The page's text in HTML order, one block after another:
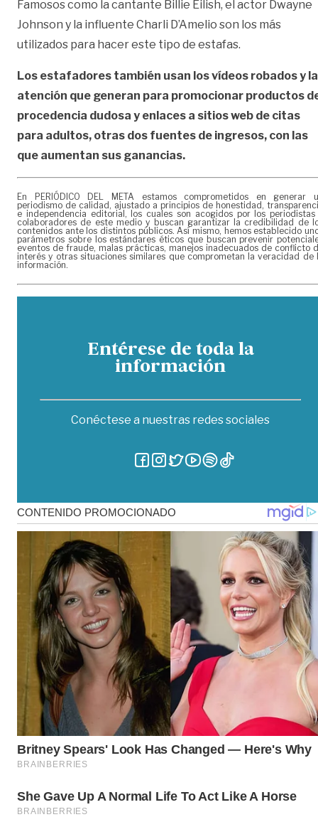
Famosos como la cantante Billie Eilish, el actor Dwayne
Johnson y la influente Charli D’Amelio son los más
utilizados para hacer este tipo de estafas.
Los estafadores también usan los vídeos robados y la
atención que generan para promocionar productos
procedencia dudosa y enlaces a sitios web de citas
para adultos, otras dos fuentes de ingresos, con las
que aumentan sus ganancias.
En PERIÓDICO DEL META estamos comprometidos en generar
periodismo de calidad, ajustado a principios de honestidad,
e independencia editorial, los cuales son acogidos por los periodistas
colaboradores de este medio y buscan garantizar la credibilidad de
contenidos ante los distintos públicos. Así mismo, hemos establecido
parámetros sobre los estándares éticos que buscan prevenir
eventos de fraude, malas prácticas, manejos inadecuados de conflicto
interés y otras situaciones similares que comprometan la veracidad de
información.
Entérese de toda la
información
Conéctese a nuestras redes sociales